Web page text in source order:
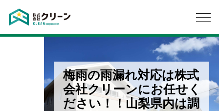
梅雨の雨漏れ対応は株式
会社クリーンにお任せく
ださい！！山梨県内は調